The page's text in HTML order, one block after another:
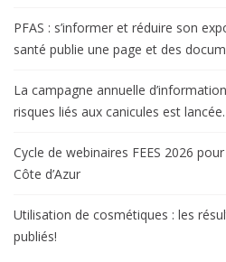
PFAS : s’informer et réduire son
santé publie une page et des
La campagne annuelle
risques liés aux canicules est lancée.
Cycle de webinaires FEES 2026
Côte d’Azur
Utilisation de cosmétiques : les
publiés!